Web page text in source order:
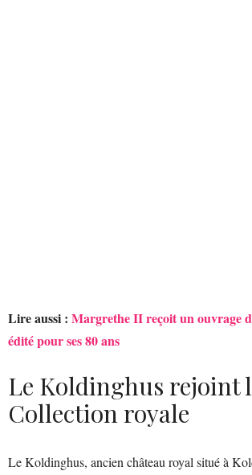
Lire aussi : Margrethe II reçoit un ouvrage
édité pour ses 80 ans
Le Koldinghus rejoint
Collection royale
Le Koldinghus, ancien château royal situé à